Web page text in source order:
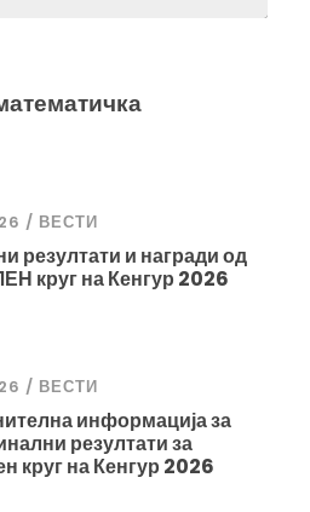
/ ВЕСТИ
резултати и награди од
круг на Кенгур 2026
/ ВЕСТИ
информација за
резултати за
круг на Кенгур 2026